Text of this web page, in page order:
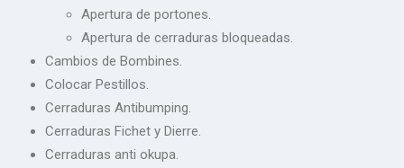
Apertura de portones.
Apertura de cerraduras bloqueadas.
Cambios de Bombines.
Colocar Pestillos.
Cerraduras Antibumping.
Cerraduras Fichet y Dierre.
Cerraduras anti okupa.